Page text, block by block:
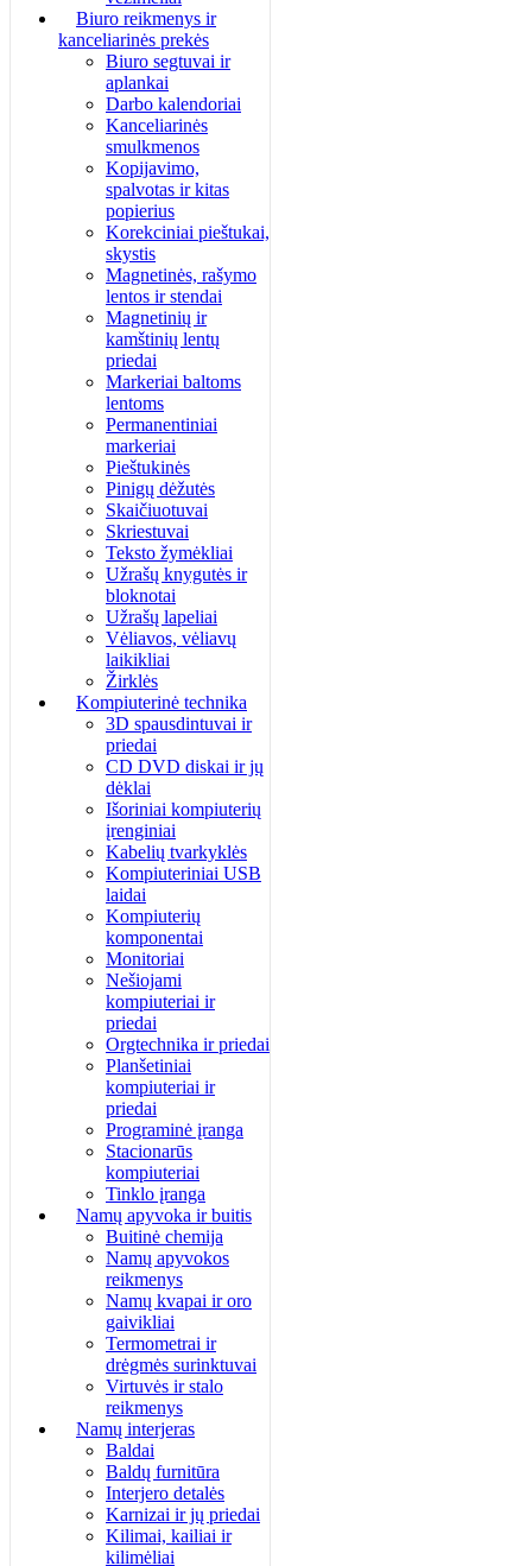
Biuro reikmenys ir
kanceliarinės prekės
Biuro segtuvai ir
aplankai
Darbo kalendoriai
Kanceliarinės
smulkmenos
Kopijavimo,
spalvotas ir kitas
popierius
Korekciniai pieštukai,
skystis
Magnetinės, rašymo
lentos ir stendai
Magnetinių ir
kamštinių lentų
priedai
Markeriai baltoms
lentoms
Permanentiniai
markeriai
Pieštukinės
Pinigų dėžutės
Skaičiuotuvai
Skriestuvai
Teksto žymėkliai
Užrašų knygutės ir
bloknotai
Užrašų lapeliai
Vėliavos, vėliavų
laikikliai
Žirklės
Kompiuterinė technika
3D spausdintuvai ir
priedai
CD DVD diskai ir jų
dėklai
Išoriniai kompiuterių
įrenginiai
Kabelių tvarkyklės
Kompiuteriniai USB
laidai
Kompiuterių
komponentai
Monitoriai
Nešiojami
kompiuteriai ir
priedai
Orgtechnika ir priedai
Planšetiniai
kompiuteriai ir
priedai
Programinė įranga
Stacionarūs
kompiuteriai
Tinklo įranga
Namų apyvoka ir buitis
Buitinė chemija
Namų apyvokos
reikmenys
Namų kvapai ir oro
gaivikliai
Termometrai ir
drėgmės surinktuvai
Virtuvės ir stalo
reikmenys
Namų interjeras
Baldai
Baldų furnitūra
Interjero detalės
Karnizai ir jų priedai
Kilimai, kailiai ir
kilimėliai